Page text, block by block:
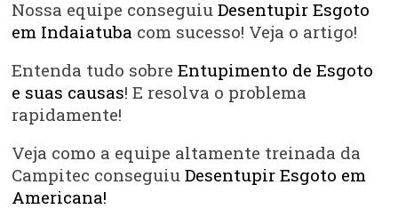
Nossa equipe conseguiuDesentupir Esgoto
em Indaiatuba com sucesso! Veja o artigo!
Entenda tudo sobreEntupimento de Esgoto
e suas causas! E resolva o problema
rapidamente!
Veja como a equipe altamente treinada da
Campitec conseguiuDesentupir Esgoto em
Americana!